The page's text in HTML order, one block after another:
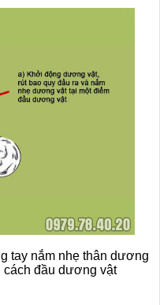
tay nắm nhẹ thân dương
cách đầu dương vật